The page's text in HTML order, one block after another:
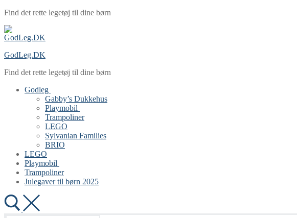
Spring
indhold
Menu
Luk
Find det rette legetøj til dine børn
GodLeg.DK
Find det rette legetøj til dine børn
Godleg
Gabby’s Dukkehus
Playmobil
Trampoliner
LEGO
Sylvanian Families
BRIO
LEGO
Playmobil
Trampoliner
Julegaver til børn 2025